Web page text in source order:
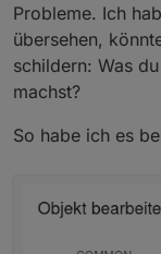
Probleme. Ich
übersehen,
schildern: Was
machst?
So habe ich es